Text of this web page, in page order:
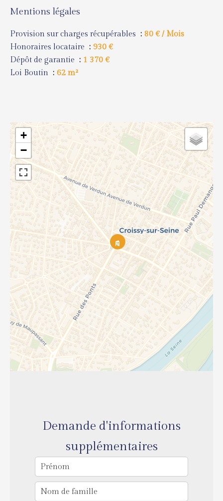
Mentions légales
Provision sur charges récupérables
80 € / Mois
Honoraires locataire
930 €
Dépôt de garantie
1 370 €
Loi Boutin
62 m²
+
−
Demande d'informations
supplémentaires